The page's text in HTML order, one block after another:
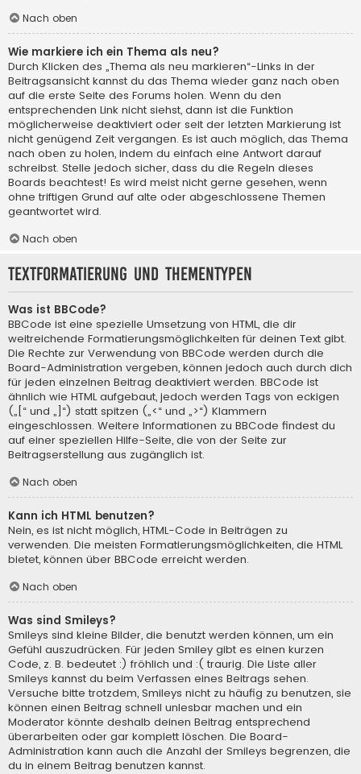
Nach oben
Wie markiere ich ein Thema als neu?
Durch Klicken des „Thema als neu markieren“-Links in der
Beitragsansicht kannst du das Thema wieder ganz nach oben
auf die erste Seite des Forums holen. Wenn du den
entsprechenden Link nicht siehst, dann ist die Funktion
möglicherweise deaktiviert oder seit der letzten Markierung ist
nicht genügend Zeit vergangen. Es ist auch möglich, das Thema
nach oben zu holen, indem du einfach eine Antwort darauf
schreibst. Stelle jedoch sicher, dass du die Regeln dieses
Boards beachtest! Es wird meist nicht gerne gesehen, wenn
ohne triftigen Grund auf alte oder abgeschlossene Themen
geantwortet wird.
Nach oben
Textformatierung und Thementypen
Was ist BBCode?
BBCode ist eine spezielle Umsetzung von HTML, die dir
weitreichende Formatierungsmöglichkeiten für deinen Text gibt.
Die Rechte zur Verwendung von BBCode werden durch die
Board-Administration vergeben, können jedoch auch durch dich
für jeden einzelnen Beitrag deaktiviert werden. BBCode ist
ähnlich wie HTML aufgebaut, jedoch werden Tags von eckigen
(„[“ und „]“) statt spitzen („<“ und „>“) Klammern
eingeschlossen. Weitere Informationen zu BBCode findest du
auf einer speziellen Hilfe-Seite, die von der Seite zur
Beitragserstellung aus zugänglich ist.
Nach oben
Kann ich HTML benutzen?
Nein, es ist nicht möglich, HTML-Code in Beiträgen zu
verwenden. Die meisten Formatierungsmöglichkeiten, die HTML
bietet, können über BBCode erreicht werden.
Nach oben
Was sind Smileys?
Smileys sind kleine Bilder, die benutzt werden können, um ein
Gefühl auszudrücken. Für jeden Smiley gibt es einen kurzen
Code, z. B. bedeutet :) fröhlich und :( traurig. Die Liste aller
Smileys kannst du beim Verfassen eines Beitrags sehen.
Versuche bitte trotzdem, Smileys nicht zu häufig zu benutzen, sie
können einen Beitrag schnell unlesbar machen und ein
Moderator könnte deshalb deinen Beitrag entsprechend
überarbeiten oder gar komplett löschen. Die Board-
Administration kann auch die Anzahl der Smileys begrenzen, die
du in einem Beitrag benutzen kannst.